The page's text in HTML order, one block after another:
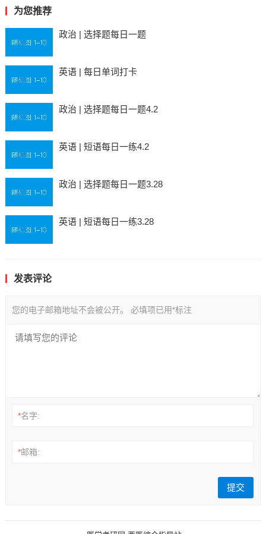
为您推荐
政治 | 选择题每日一题
英语 | 每日单词打卡
政治 | 选择题每日一题4.2
英语 | 短语每日一练4.2
政治 | 选择题每日一题3.28
英语 | 短语每日一练3.28
发表评论
您的电子邮箱地址不会被公开。 必填项已用*标注
*名字:
*邮箱: